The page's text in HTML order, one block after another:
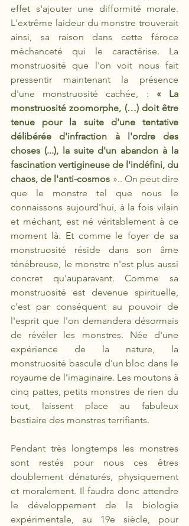
effet s'ajouter une difformité morale.
L'extrême laideur du monstre trouverait
ainsi, sa raison dans cette féroce
méchanceté qui le caractérise. La
monstruosité que l'on voit nous fait
pressentir maintenant la présence
d'une monstruosité cachée, : « La
monstruosité zoomorphe, (…) doit être
tenue pour la suite d'une tentative
délibérée d'infraction à l'ordre des
choses (...), la suite d'un abandon à la
fascination vertigineuse de l'indéfini, du
chaos, de l'anti-cosmos ».. On peut dire
que le monstre tel que nous le
connaissons aujourd'hui, à la fois vilain
et méchant, est né véritablement à ce
moment là. Et comme le foyer de sa
monstruosité réside dans son âme
ténébreuse, le monstre n'est plus aussi
concret qu'auparavant. Comme sa
monstruosité est devenue spirituelle,
c'est par conséquent au pouvoir de
l'esprit que l'on demandera désormais
de révéler les monstres. Née d'une
expérience de la nature, la
monstruosité bascule d'un bloc dans le
royaume de l'imaginaire. Les moutons à
cinq pattes, petits monstres de rien du
tout, laissent place au fabuleux
bestiaire des monstres terrifiants.
Pendant très longtemps les monstres
sont restés pour nous ces êtres
doublement dénaturés, physiquement
et moralement. Il faudra donc attendre
le développement de la biologie
expérimentale, au 19e siècle, pour